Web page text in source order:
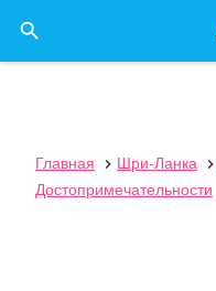

Главная  Шри-Ланка 
Достопримечательности